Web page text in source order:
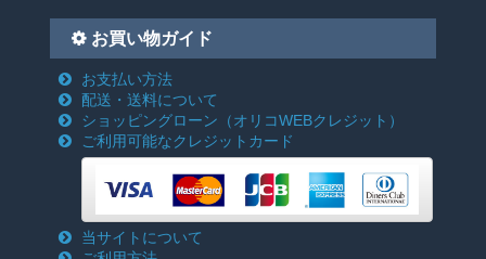
お買い物ガイド
お支払い方法
配送・送料について
ショッピングローン （オリコWEBクレジット）
ご利用可能なクレジットカード
当サイトについて